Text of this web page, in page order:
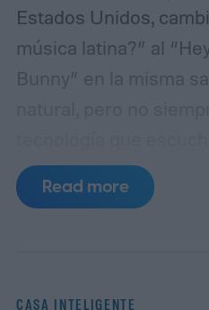
Estados Unidos,
música latina?” al
Bunny” en la misma
inteligente. El
lingüística forman
Read more
CASA INTELIGENTE